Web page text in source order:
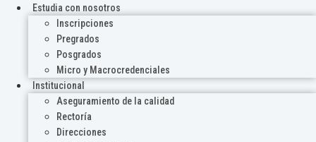
Estudia con nosotros
Inscripciones
Pregrados
Posgrados
Micro y Macrocredenciales
Institucional
Aseguramiento de la calidad
Rectoría
Direcciones